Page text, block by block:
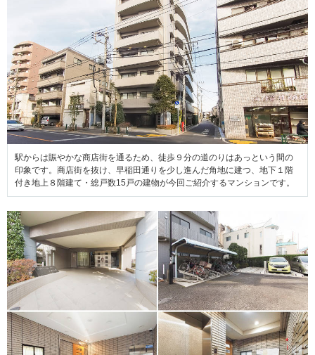
駅からは賑やかな商店街を通るため、徒歩９分の道のりはあっという間の
印象です。商店街を抜け、早稲田通りを少し進んだ角地に建つ、地下１階
付き地上８階建て・総戸数15戸の建物が今回ご紹介するマンションです。